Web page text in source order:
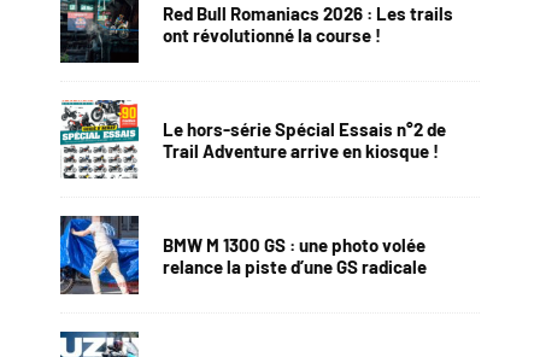
Red Bull Romaniacs 2026 : Les trails
ont révolutionné la course !
Le hors-série Spécial Essais n°2 de
Trail Adventure arrive en kiosque !
BMW M 1300 GS : une photo volée
relance la piste d’une GS radicale